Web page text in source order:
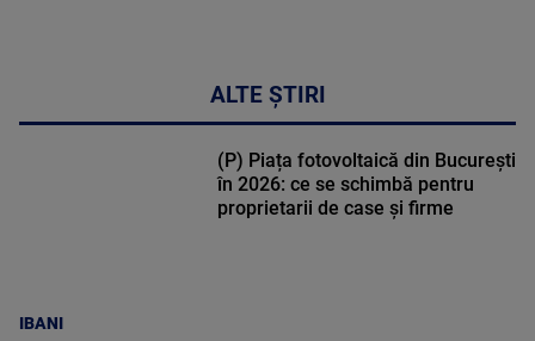
ALTE ȘTIRI
IBANI
(P) Piața fotovoltaică din București
în 2026: ce se schimbă pentru
proprietarii de case și firme